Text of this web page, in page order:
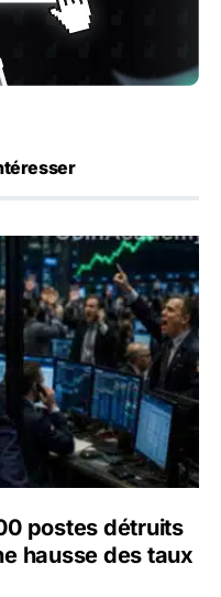
détruits en juillet, les
postes détruits
hausse des taux